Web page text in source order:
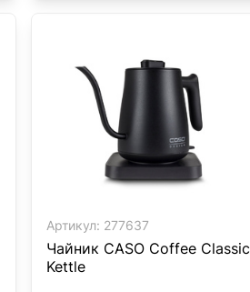
Артикул: 277637
Чайник CASO Coffee Classic
Kettle